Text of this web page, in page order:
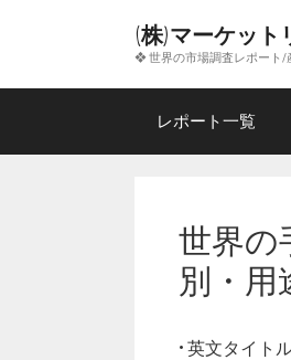
ン
(株)マーケット
❖ 世界の市場調査レポート/
レポート一覧
世界の
別・用
• 英文タイトル